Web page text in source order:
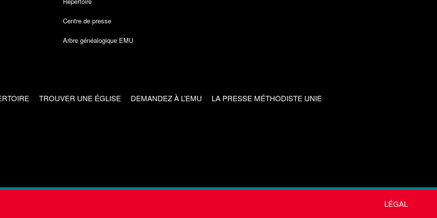
Centre de presse
Arbre généalogique EMU
TROUVER UNE ÉGLISE DEMANDEZ À L’EMU LA PRESSE MÉTHODISTE UNIE
LÉGAL